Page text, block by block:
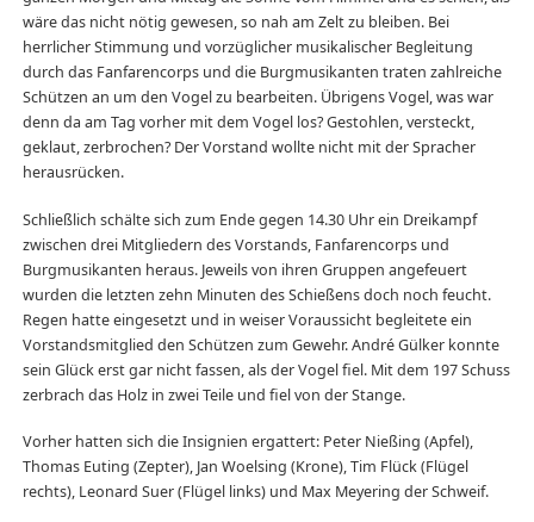
wäre das nicht nötig gewesen, so nah am Zelt zu bleiben. Bei
herrlicher Stimmung und vorzüglicher musikalischer Begleitung
durch das Fanfarencorps und die Burgmusikanten traten zahlreiche
Schützen an um den Vogel zu bearbeiten. Übrigens Vogel, was war
denn da am Tag vorher mit dem Vogel los? Gestohlen, versteckt,
geklaut, zerbrochen? Der Vorstand wollte nicht mit der Spracher
herausrücken.
Schließlich schälte sich zum Ende gegen 14.30 Uhr ein Dreikampf
zwischen drei Mitgliedern des Vorstands, Fanfarencorps und
Burgmusikanten heraus. Jeweils von ihren Gruppen angefeuert
wurden die letzten zehn Minuten des Schießens doch noch feucht.
Regen hatte eingesetzt und in weiser Voraussicht begleitete ein
Vorstandsmitglied den Schützen zum Gewehr. André Gülker konnte
sein Glück erst gar nicht fassen, als der Vogel fiel. Mit dem 197 Schuss
zerbrach das Holz in zwei Teile und fiel von der Stange.
Vorher hatten sich die Insignien ergattert: Peter Nießing (Apfel),
Thomas Euting (Zepter), Jan Woelsing (Krone), Tim Flück (Flügel
rechts), Leonard Suer (Flügel links) und Max Meyering der Schweif.